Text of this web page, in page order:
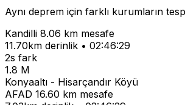
Aynı deprem için farklı kurumların
Kandilli 8.06 km mesafe
11.70km derinlik • 02:46:29
2s fark
1.8 M
Konyaaltı - Hisarçandır Köyü
AFAD 16.60 km mesafe